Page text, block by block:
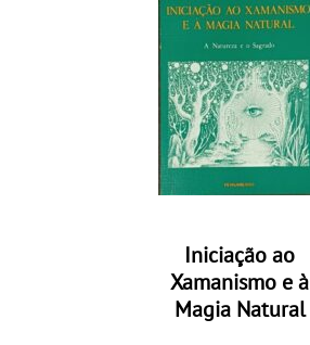
Iniciação ao
Xamanismo e à
Magia Natural